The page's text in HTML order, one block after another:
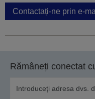
Contactați-ne prin e-
Rămâneți conectat